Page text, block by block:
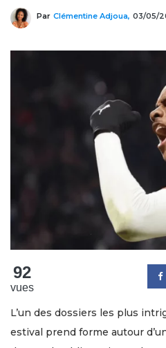
Par Clémentine Adjoua, 03/05/
92
vues
L’un des dossiers les plus
estival prend forme autour